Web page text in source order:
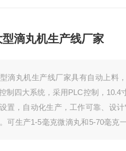
型滴丸机生产线厂家
滴丸机生产线厂家具有自动上料
制四大系统，采用PLC控制，10.4
置，自动化生产，工作可靠、设
可生产1-5毫克微滴丸和5-70毫克